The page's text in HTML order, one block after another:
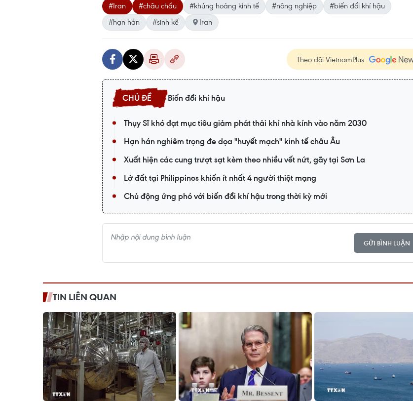
#Iran #châu chấu #khủng hoảng kinh tế #nông nghiệp
#biến đổi khí hậu
#hạn hán
#sinh kế Iran
Theo dõi VietnamPlus
Biến đổi khí hậu
Thụy Sĩ khó đạt mục tiêu giảm phát thải khí nhà kính vào năm 2030
Hạn hán nghiêm trọng đe dọa "huyết mạch" kinh tế châu Âu
Xuất hiện các cung trượt sạt kèm theo nhiều vết nứt, gãy tại Sơn La
Lở đất tại Philippines khiến ít nhất 4 người thiệt mạng
Chủ động ứng phó với biến đổi khí hậu trong thời kỳ mới
GỬI BÌNH LUẬN
TIN LIÊN QUAN